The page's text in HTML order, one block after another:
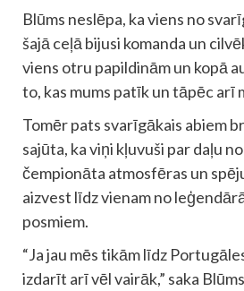
Blūms neslēpa, ka viens no
šajā ceļā bijusi komanda un
viens otru papildinām un kopā
to, kas mums patīk un tāpēc arī
Tomēr pats svarīgākais abiem
sajūta, ka viņi kļuvuši par daļu
čempionāta atmosfēras un
aizvest līdz vienam no
posmiem.
“Ja jau mēs tikām līdz
izdarīt arī vēl vairāk,” saka